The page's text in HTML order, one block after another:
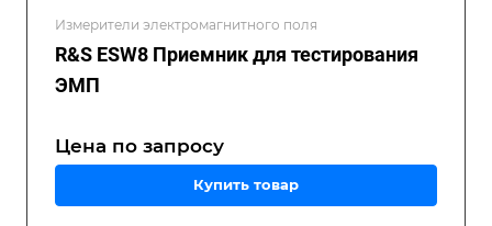
Измерители электромагнитного поля
R&S ESW8 Приемник для тестирования
ЭМП
Цена по запросу
Купить товар